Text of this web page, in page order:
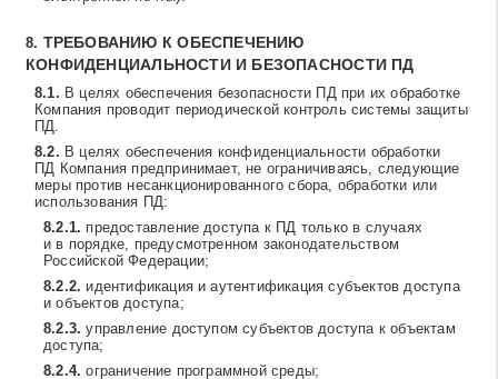
ТРЕБОВАНИЮ К ОБЕСПЕЧЕНИЮ
КОНФИДЕНЦИАЛЬНОСТИ И БЕЗОПАСНОСТИ ПД
В целях обеспечения безопасности ПД при их обработке
Компания проводит периодической контроль системы защиты
ПД.
В целях обеспечения конфиденциальности обработки
ПД Компания предпринимает, не ограничиваясь, следующие
меры против несанкционированного сбора, обработки или
использования ПД:
предоставление доступа к ПД только в случаях
и в порядке, предусмотренном законодательством
Российской Федерации;
идентификация и аутентификация субъектов доступа
и объектов доступа;
управление доступом субъектов доступа к объектам
доступа;
ограничение программной среды;